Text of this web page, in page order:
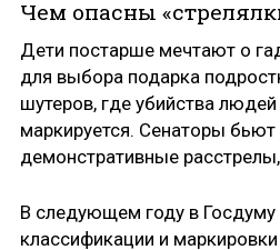
Чем опасны
Дети постарше мечтают о
для выбора подарка
шутеров, где убийства
маркируется. Сенаторы
демонстративные
В следующем году в Госдуму
классификации и